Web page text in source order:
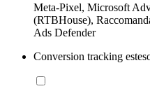
Meta-Pixel, Microsoft
(RTBHouse),
Ads Defender
Conversion tracking